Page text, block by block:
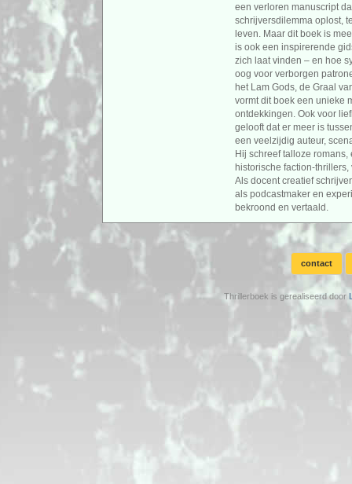
een verloren manuscript
schrijversdilemma oplost,
leven. Maar dit boek is
is ook een inspirerende
zich laat vinden – en hoe
oog voor verborgen
het Lam Gods, de Graal
vormt dit boek een unieke
ontdekkingen. Ook voor
gelooft dat er meer is
een veelzijdig auteur,
Hij schreef talloze
historische faction-
Als docent creatief
als podcastmaker en
bekroond en vertaald.
contact
Thrillerboek is gerealiseerd door